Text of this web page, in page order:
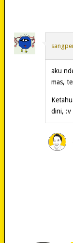
aku
mas,
dini, :v